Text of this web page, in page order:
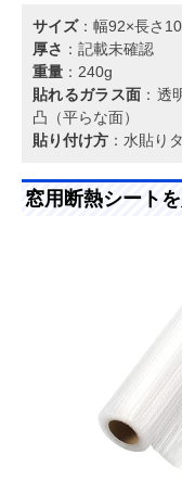
サイズ：幅92×長さ
厚さ ：記載未確認
重量 ：240g
貼れるガラス面 ：透
凸（平らな面）
貼り付け方 ：水貼り
窓用断熱シート